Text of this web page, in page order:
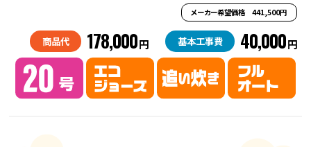
メーカー希望価格 441,500円
商品代 178,000円 基本工事費 40,000円